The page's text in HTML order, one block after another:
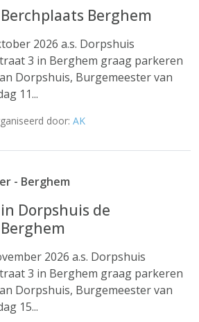
Berghem
2026 a.s. Dorpshuis
3 in Berghem graag parkeren
Dorpshuis, Burgemeester van
11...
door: AK
- Berghem
Dorpshuis de
2026 a.s. Dorpshuis
3 in Berghem graag parkeren
Dorpshuis, Burgemeester van
15...